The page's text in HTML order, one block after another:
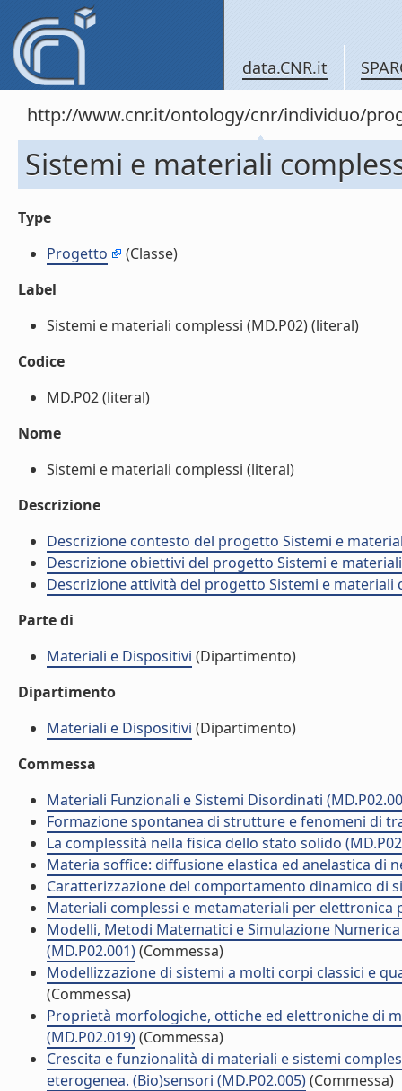
data.CNR.it
http://www.cnr.it/ontology/cnr/individuo/
Sistemi e materiali
Type
Progetto
(Classe)
Label
Sistemi e materiali complessi (MD.P02) (literal)
Codice
MD.P02 (literal)
Nome
Sistemi e materiali complessi (literal)
Descrizione
Descrizione contesto del progetto Sistemi e
Descrizione obiettivi del progetto Sistemi e
Descrizione attività del progetto Sistemi e materiali
Parte di
Materiali e Dispositivi (Dipartimento)
Dipartimento
Materiali e Dispositivi (Dipartimento)
Commessa
Materiali Funzionali e Sistemi Disordinati
Formazione spontanea di strutture e fenomeni di
La complessità nella fisica dello stato solido
Materia soffice: diffusione elastica ed anelastica di
Caratterizzazione del comportamento dinamico di
Materiali complessi e metamateriali per elettronica
Modelli, Metodi Matematici e Simulazione
(MD.P02.001)(Commessa)
Modellizzazione di sistemi a molti corpi classici e
(Commessa)
Proprietà morfologiche, ottiche ed elettroniche di
(MD.P02.019)(Commessa)
Crescita e funzionalità di materiali e sistemi
eterogenea. (Bio)sensori (MD.P02.005)(Commessa)